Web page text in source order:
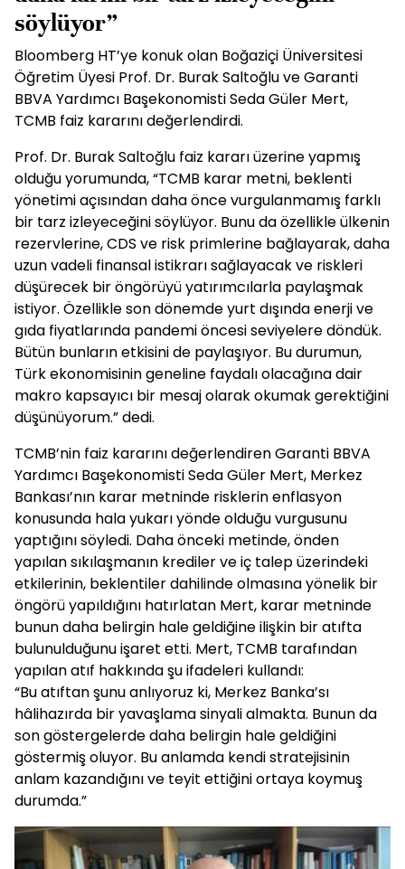
söylüyor”
Bloomberg HT’ye konuk olan Boğaziçi Üniversitesi
Öğretim Üyesi Prof. Dr. Burak Saltoğlu ve Garanti
BBVA Yardımcı Başekonomisti Seda Güler Mert,
TCMB faiz kararını değerlendirdi.
Prof. Dr. Burak Saltoğlu faiz kararı üzerine yapmış
olduğu yorumunda, “TCMB karar metni, beklenti
yönetimi açısından daha önce vurgulanmamış farklı
bir tarz izleyeceğini söylüyor. Bunu da özellikle ülkenin
rezervlerine, CDS ve risk primlerine bağlayarak, daha
uzun vadeli finansal istikrarı sağlayacak ve riskleri
düşürecek bir öngörüyü yatırımcılarla paylaşmak
istiyor. Özellikle son dönemde yurt dışında enerji ve
gıda fiyatlarında pandemi öncesi seviyelere döndük.
Bütün bunların etkisini de paylaşıyor. Bu durumun,
Türk ekonomisinin geneline faydalı olacağına dair
makro kapsayıcı bir mesaj olarak okumak gerektiğini
düşünüyorum.” dedi.
TCMB’nin faiz kararını değerlendiren Garanti BBVA
Yardımcı Başekonomisti Seda Güler Mert, Merkez
Bankası’nın karar metninde risklerin enflasyon
konusunda hala yukarı yönde olduğu vurgusunu
yaptığını söyledi. Daha önceki metinde, önden
yapılan sıkılaşmanın krediler ve iç talep üzerindeki
etkilerinin, beklentiler dahilinde olmasına yönelik bir
öngörü yapıldığını hatırlatan Mert, karar metninde
bunun daha belirgin hale geldiğine ilişkin bir atıfta
bulunulduğunu işaret etti. Mert, TCMB tarafından
yapılan atıf hakkında şu ifadeleri kullandı:
“Bu atıftan şunu anlıyoruz ki, Merkez Banka’sı
hâlihazırda bir yavaşlama sinyali almakta. Bunun da
son göstergelerde daha belirgin hale geldiğini
göstermiş oluyor. Bu anlamda kendi stratejisinin
anlam kazandığını ve teyit ettiğini ortaya koymuş
durumda.”